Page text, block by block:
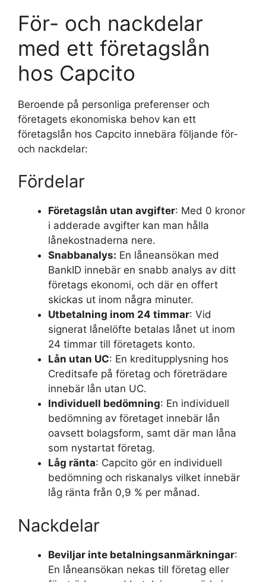
För- och nackdelar
med ett företagslån
hos Capcito
Beroende på personliga preferenser och
företagets ekonomiska behov kan ett
företagslån hos Capcito innebära följande för-
och nackdelar:
Fördelar
Företagslån utan avgifter: Med 0 kronor
i adderade avgifter kan man hålla
lånekostnaderna nere.
Snabbanalys: En låneansökan med
BankID innebär en snabb analys av ditt
företags ekonomi, och där en offert
skickas ut inom några minuter.
Utbetalning inom 24 timmar: Vid
signerat lånelöfte betalas lånet ut inom
24 timmar till företagets konto.
Lån utan UC: En kreditupplysning hos
Creditsafe på företag och företrädare
innebär lån utan UC.
Individuell bedömning: En individuell
bedömning av företaget innebär lån
oavsett bolagsform, samt där man låna
som nystartat företag.
Låg ränta: Capcito gör en individuell
bedömning och riskanalys vilket innebär
låg ränta från 0,9 % per månad.
Nackdelar
Beviljar inte betalningsanmärkningar:
En låneansökan nekas till företag eller